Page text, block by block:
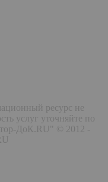
ресурс не
услуг уточняйте по
ДоК.RU" © 2012 -